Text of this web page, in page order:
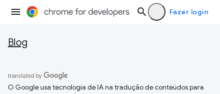
Fazer login
Blog
O Google usa tecnologia de IA na tradução de conteúdos para